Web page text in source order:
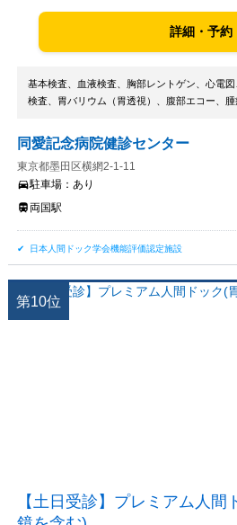
詳細・予約
基本検査、血液検査、胸部レントゲン、心電
検査、胃バリウム（胃透視）、腹部エコー、腫
同愛記念病院健診センター
東京都墨田区横網2-1-11
駐車場： あり
両国駅
日本人間ドック学会機能評価認定施設
第10位
【土日受診】プレミアム人